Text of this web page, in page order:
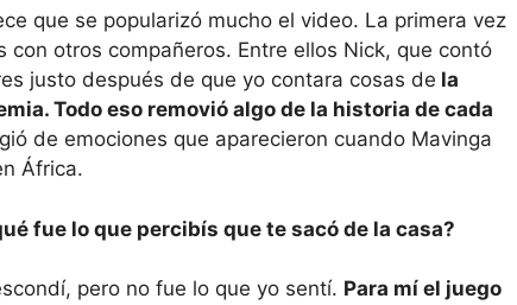
que se popularizó mucho el video. La primera vez
otros compañeros. Entre ellos Nick, que contó
justo después de que yo contara cosas de la
Todo eso removió algo de la historia de cada
de emociones que aparecieron cuando Mavinga
África.
fue lo que percibís que te sacó de la casa?
pero no fue lo que yo sentí. Para mí el juego